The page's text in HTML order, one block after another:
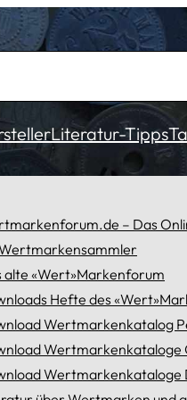
Literatur-Tipps
– Das
alte «Wert»Markenforum
Hefte des
Wertmarkenkatalog
Wertmarkenkataloge
Wertmarkenkataloge